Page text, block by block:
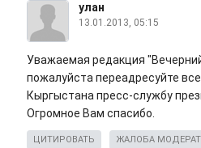
улан
13.01.2013, 05:15
Уважаемая редакция
пожалуйста переадресуйте
Кыргыстана пресс-службу
Огромное Вам спасибо.
ЦИТИРОВАТЬ ЖАЛОБА